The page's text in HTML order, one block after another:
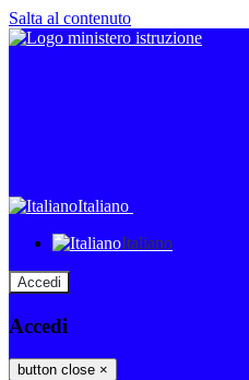
Salta al contenuto
Italiano
Italiano
Accedi
Accedi
button close ×